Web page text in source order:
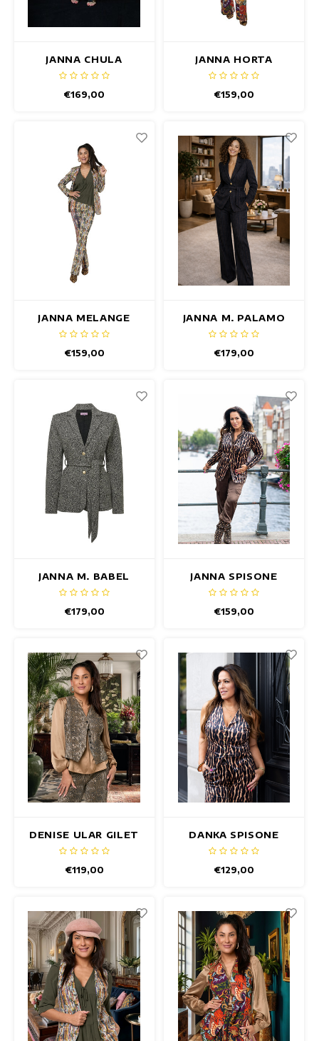
JANNA CHULA
BLAZER
€169,00
JANNA HORTA
BLAZER
€159,00
JANNA MELANGE
BLAZER
€159,00
JANNA M. PALAMO
BLAZER
€179,00
JANNA M. BABEL
BLAZER
€179,00
JANNA SPISONE
BLAZER
€159,00
DENISE ULAR GILET
€119,00
DANKA SPISONE
GILET
€129,00